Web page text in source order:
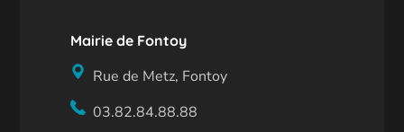
Mairie de Fontoy
Rue de Metz, Fontoy
03.82.84.88.88